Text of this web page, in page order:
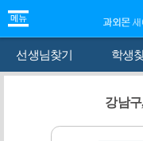
선생님찾기 학생
강남